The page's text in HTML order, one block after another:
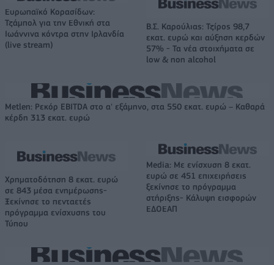
Ευρωπαϊκό Κορασίδων:
Τζάμπολ για την Εθνική στα
Ιωάννινα κόντρα στην Ιρλανδία
(live stream)
Β.Σ. Καρούλιας: Τζίρος 98,7
εκατ. ευρώ και αύξηση κερδών
57% - Τα νέα στοιχήματα σε
low & non alcohol
Metlen: Ρεκόρ EBITDA στο α' εξάμηνο, στα 550 εκατ. ευρώ – Καθαρά
κέρδη 313 εκατ. ευρώ
Χρηματοδότηση 8 εκατ. ευρώ
σε 843 μέσα ενημέρωσης-
Ξεκίνησε το πενταετές
πρόγραμμα ενίσχυσης του
Τύπου
Media: Με ενίσχυση 8 εκατ.
ευρώ σε 451 επιχειρήσεις
ξεκίνησε το πρόγραμμα
στήριξης- Κάλυψη εισφορών
ΕΔΟΕΑΠ